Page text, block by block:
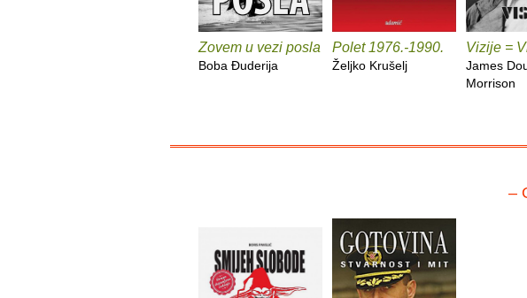
Zovem u vezi posla
Boba Đuderija
Polet 1976.-1990.
Željko Krušelj
Vizije =
James
Morrison
–